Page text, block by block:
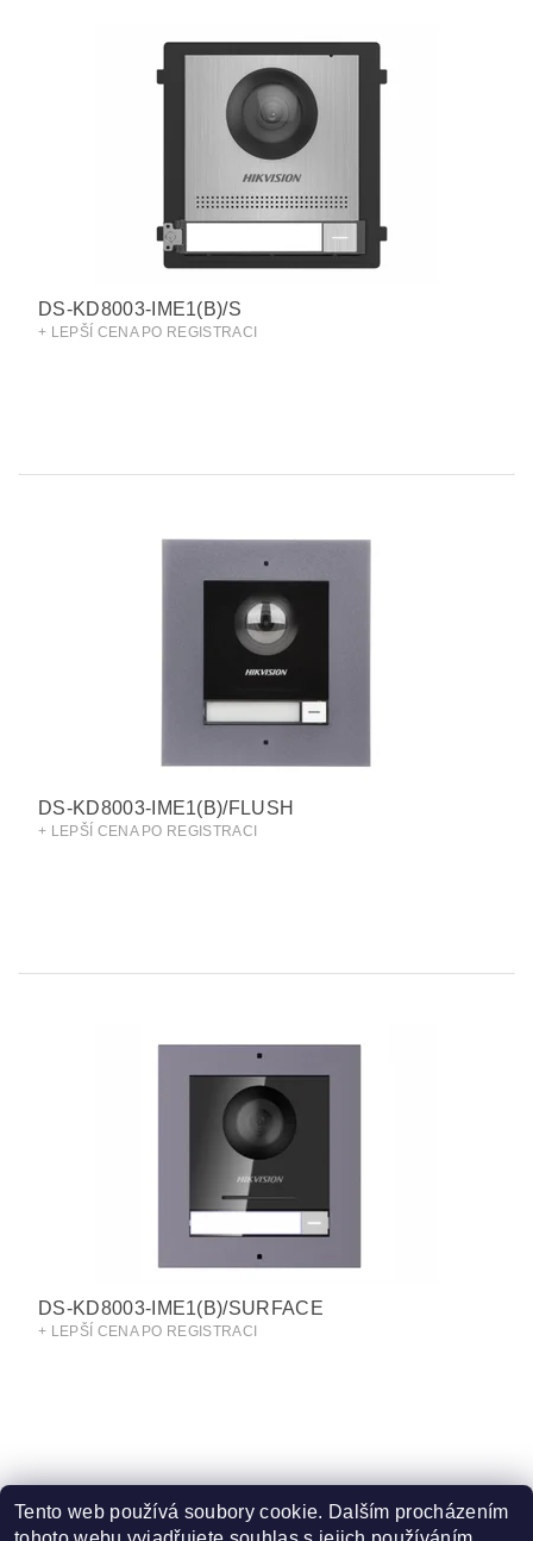
DS-KD8003-IME1(B)/S
+ LEPŠÍ CENA PO REGISTRACI
DS-KD8003-IME1(B)/FLUSH
+ LEPŠÍ CENA PO REGISTRACI
DS-KD8003-IME1(B)/SURFACE
+ LEPŠÍ CENA PO REGISTRACI
Tento web používá soubory cookie. Dalším procházením